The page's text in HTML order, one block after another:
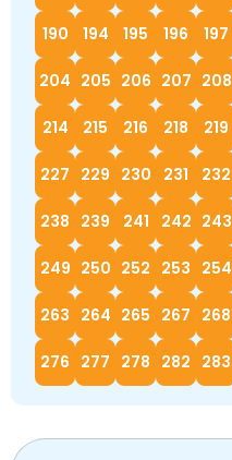
190 194 195 196 197
204 205 206 207 208
214 215 216 218 219
227 229 230 231 232
238 239 241 242 243
249 250 252 253 254
263 264 265 267 268
276 277 278 282 283